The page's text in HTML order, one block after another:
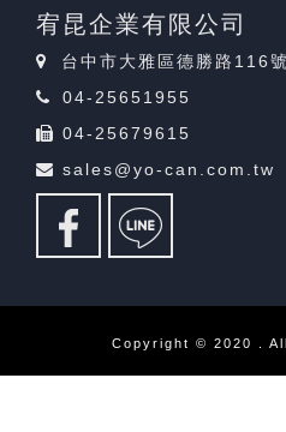
宥昆企業有限公司
台中市大雅區德勝路116號
04-25651955
04-25679615
sales@yo-can.com.tw
Copyright © 2020 .